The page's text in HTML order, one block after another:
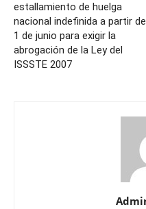
estallamiento de huelga
nacional indefinida a partir del
1 de junio para exigir la
abrogación de la Ley del
ISSSTE 2007